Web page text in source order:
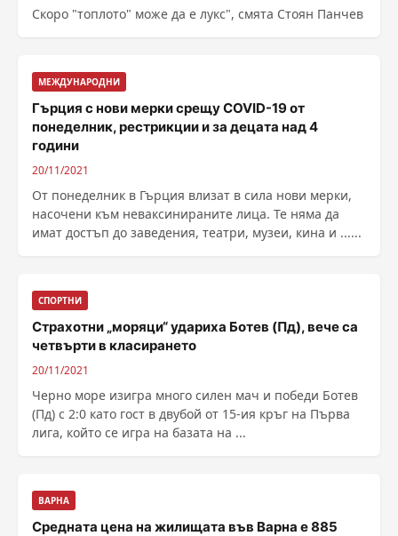
Скоро "топлото" може да е лукс", смята Стоян Панчев
МЕЖДУНАРОДНИ
Гърция с нови мерки срещу COVID-19 от
понеделник, рестрикции и за децата над 4
години
20/11/2021
От понеделник в Гърция влизат в сила нови мерки,
насочени към неваксинираните лица. Те няма да
имат достъп до заведения, театри, музеи, кина и ......
СПОРТНИ
Страхотни „моряци“ удариха Ботев (Пд), вече са
четвърти в класирането
20/11/2021
Черно море изигра много силен мач и победи Ботев
(Пд) с 2:0 като гост в двубой от 15-ия кръг на Първа
лига, който се игра на базата на ...
ВАРНА
Средната цена на жилищата във Варна е 885